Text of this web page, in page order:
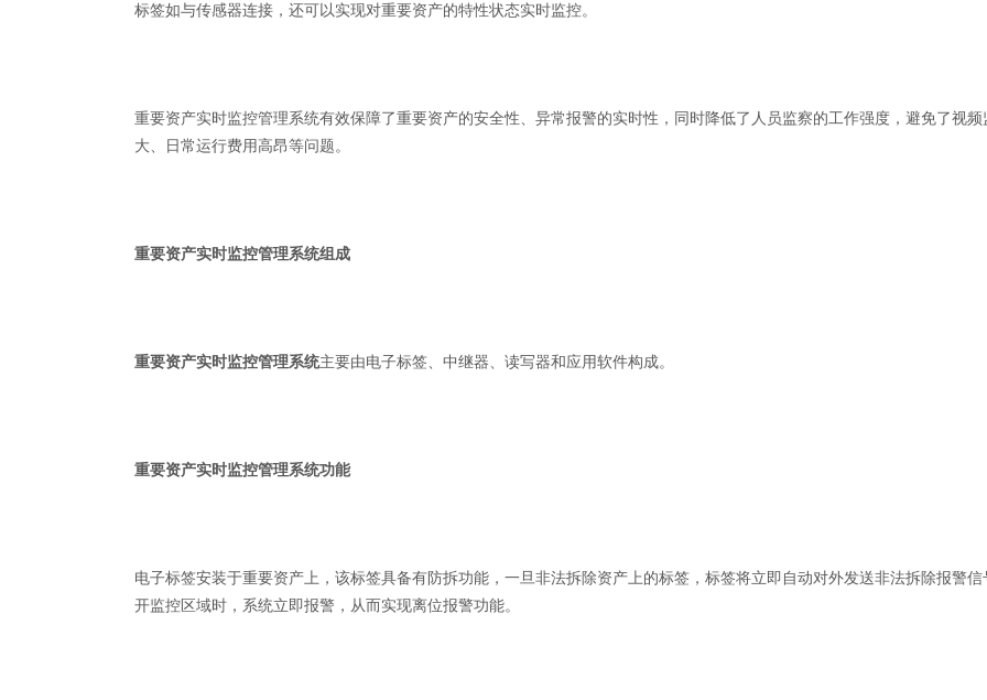
标签如与传感器连接，还可以实现对重要资产的特性状态实时监控。
重要资产实时监控管理系统有效保障了重要资产的安全性、异常报警的实时性，同时降低了人员监察的工作强度，避免了视
大、日常运行费用高昂等问题。
重要资产实时监控管理系统组成
重要资产实时监控管理系统主要由电子标签、中继器、读写器和应用软件构成。
重要资产实时监控管理系统功能
电子标签安装于重要资产上，该标签具备有防拆功能，一旦非法拆除资产上的标签，标签将立即自动对外发送非法拆除报警
开监控区域时，系统立即报警，从而实现离位报警功能。